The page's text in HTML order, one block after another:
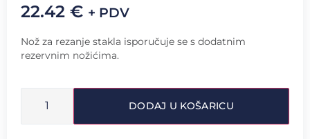
22.42 € + PDV
Nož za rezanje stakla isporučuje se s dodatnim
rezervnim nožićima.
DODAJ U KOŠARICU